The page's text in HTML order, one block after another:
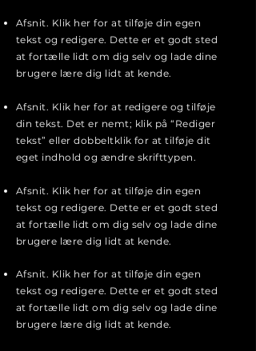
Afsnit. Klik her for at tilføje din egen
tekst og redigere. Dette er et godt sted
at fortælle lidt om dig selv og lade dine
brugere lære dig lidt at kende.
Afsnit. Klik her for at redigere og tilføje
din tekst. Det er nemt; klik på “Rediger
tekst” eller dobbeltklik for at tilføje dit
eget indhold og ændre skrifttypen.
Afsnit. Klik her for at tilføje din egen
tekst og redigere. Dette er et godt sted
at fortælle lidt om dig selv og lade dine
brugere lære dig lidt at kende.
Afsnit. Klik her for at tilføje din egen
tekst og redigere. Dette er et godt sted
at fortælle lidt om dig selv og lade dine
brugere lære dig lidt at kende.